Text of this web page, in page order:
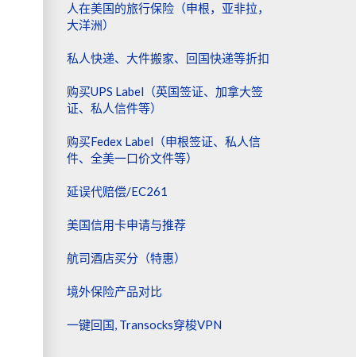
人在美国的旅行保险（申根，亚非拉，
大洋洲）
私人快递、大件搬家、回国快递等折扣
购买UPS Label（英国签证、加拿大签
证、私人信件等）
购买Fedex Label（申根签证、私人信
件、全美一口价文件等）
延误代赔偿/EC261
美国信用卡申请与推荐
航司酒店买分（特惠）
境外保险产品对比
一键回国, Transocks穿梭VPN